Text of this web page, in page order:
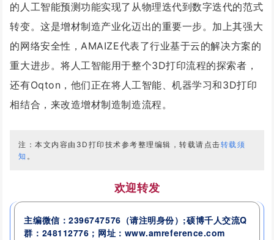
的人工智能预测功能实现了从物理迭代到数字迭代的范式
转变。这是增材制造产业化迈出的重要一步。加上其强大
的网络安全性，AMAIZE代表了行业基于云的解决方案的
重大进步。将人工智能用于整个3D打印流程的探索者，
还有Oqton，他们正在将人工智能、机器学习和3D打印
相结合，来改造增材制造制造流程。
注：本文内容由3D打印技术参考整理编辑，转载请点击转载须
知 。
欢迎转发
主编微信：2396747576 （请注明身份） ;硕博千人交流Q
群： 248112776 ；网址：www.amreference.com